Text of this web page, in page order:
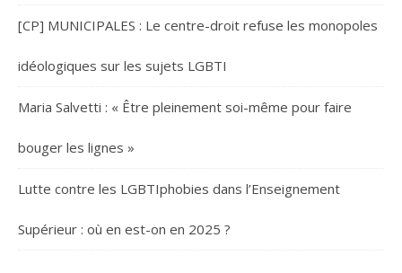
[CP] MUNICIPALES : Le centre-droit refuse les monopoles
idéologiques sur les sujets LGBTI
Maria Salvetti : « Être pleinement soi-même pour faire
bouger les lignes »
Lutte contre les LGBTIphobies dans l’Enseignement
Supérieur : où en est-on en 2025 ?